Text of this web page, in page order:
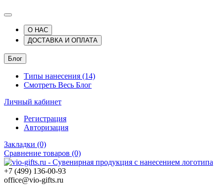
О НАС
ДОСТАВКА И ОПЛАТА
Блог
Типы нанесения (14)
Смотреть Весь Блог
Личный кабинет
Регистрация
Авторизация
Закладки (0)
Сравнение товаров (0)
+7 (499) 136-00-93
office@vio-gifts.ru